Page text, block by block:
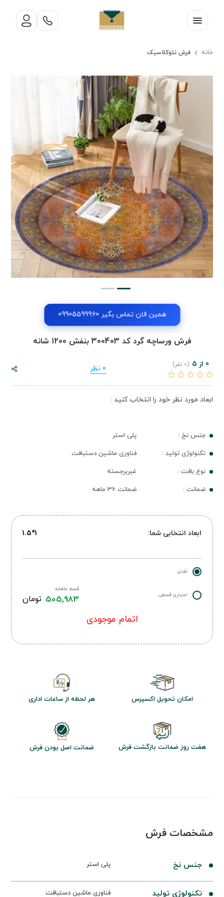
خانه فرش نئوکلاسیک
همین الان تماس بگیر 09905599960
فرش ورساچه گرد کد 300403 بنفش 1200 شانه
0 از 5 (0 نفر) 0 نظر
جنس نخ :
پلی استر
تکنولوژی تولید :
فناوری ماشین دستبافت
نوع بافت :
غیربرجسته
ضمانت :
ضمانت 36 ماهه
ابعاد مورد نظر خود را انتخاب کنید :
ابعاد انتخابی شما: 1*1.5
نقدی
اعتباری قسطی
قسط ماهانه
505,983 تومان
اتمام موجودی
امکان تحویل اکسپرس هر لحظه از ساعات اداری
هفت روز ضمانت بازگشت فرش ضمانت اصل بودن فرش
مشخصات فرش
جنس نخ پلی استر
تکنولوژی تولید فناوری ماشین دستبافت